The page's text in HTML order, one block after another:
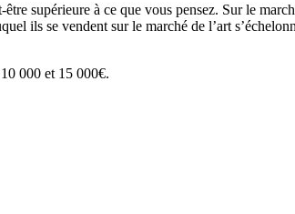
supérieure à ce que vous pensez. Sur le
ils se vendent sur le marché de l’art
000 et 15 000€.